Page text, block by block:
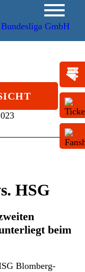
HSG
beim
Blomberg-